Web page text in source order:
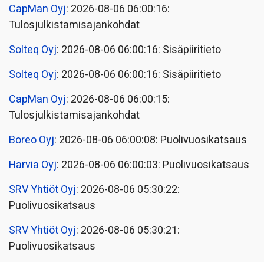
CapMan Oyj: 2026-08-06 06:00:16:
Tulosjulkistamisajankohdat
Solteq Oyj: 2026-08-06 06:00:16: Sisäpiiritieto
Solteq Oyj: 2026-08-06 06:00:16: Sisäpiiritieto
CapMan Oyj: 2026-08-06 06:00:15:
Tulosjulkistamisajankohdat
Boreo Oyj: 2026-08-06 06:00:08: Puolivuosikatsaus
Harvia Oyj: 2026-08-06 06:00:03: Puolivuosikatsaus
SRV Yhtiöt Oyj: 2026-08-06 05:30:22:
Puolivuosikatsaus
SRV Yhtiöt Oyj: 2026-08-06 05:30:21:
Puolivuosikatsaus